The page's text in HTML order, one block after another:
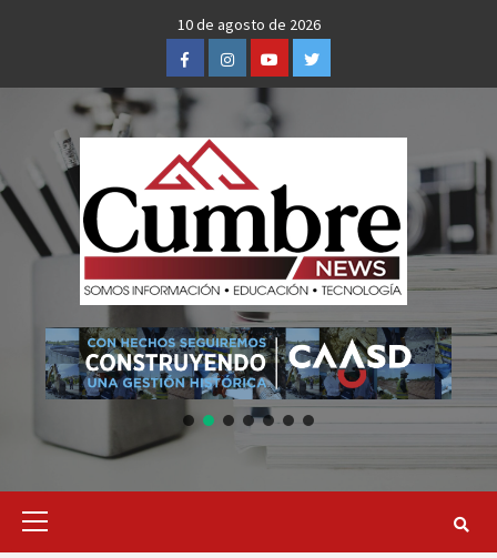
10 de agosto de 2026
FacebookInstagramYoutubeTwitter
Primary